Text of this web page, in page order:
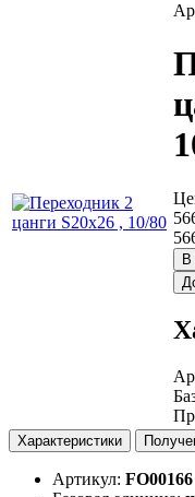
В
Характеристики
Артикул: FO00166